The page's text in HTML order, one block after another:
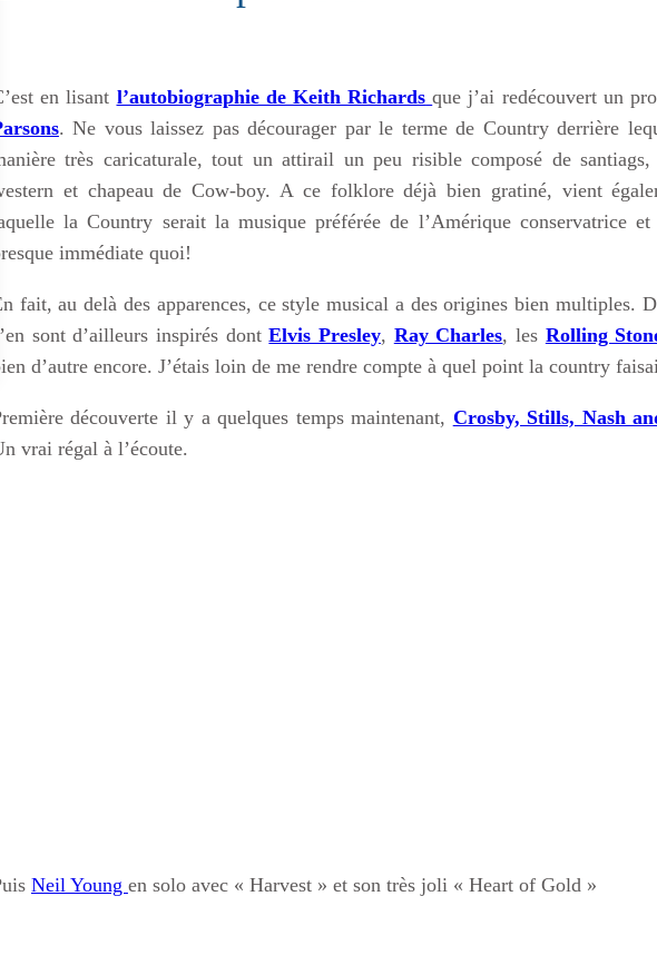
en lisant l’autobiographie de Keith Richards que j’ai redécouvert un
. Ne vous laissez pas décourager par le terme de Country derrière
très caricaturale, tout un attirail un peu risible composé de santiags,
et chapeau de Cow-boy. A ce folklore déjà bien gratiné, vient
la Country serait la musique préférée de l’Amérique conservatrice
immédiate quoi!
fait, au delà des apparences, ce style musical a des origines bien multiples.
sont d’ailleurs inspirés dontElvis Presley, Ray Charles, les Rolling
d’autre encore. J’étais loin de me rendre compte à quel point la country
découverte il y a quelques temps maintenant, Crosby, Stills, Nash
vrai régal à l’écoute.
Neil Young en solo avec « Harvest » et son très joli « Heart of Gold »